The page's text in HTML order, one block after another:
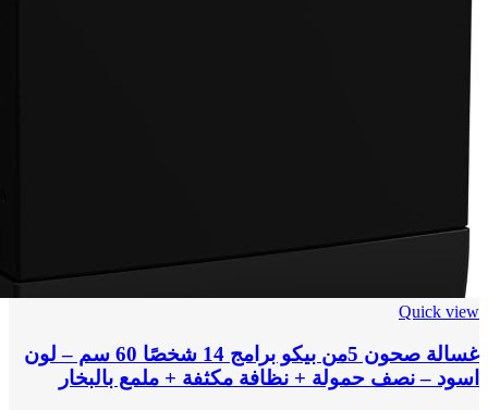
Quick view
غسالة صحون 5من بيكو برامج 14 شخصًا 60 سم – لون
اسود – نصف حمولة + نظافة مكثفة + ملمع بالبخار